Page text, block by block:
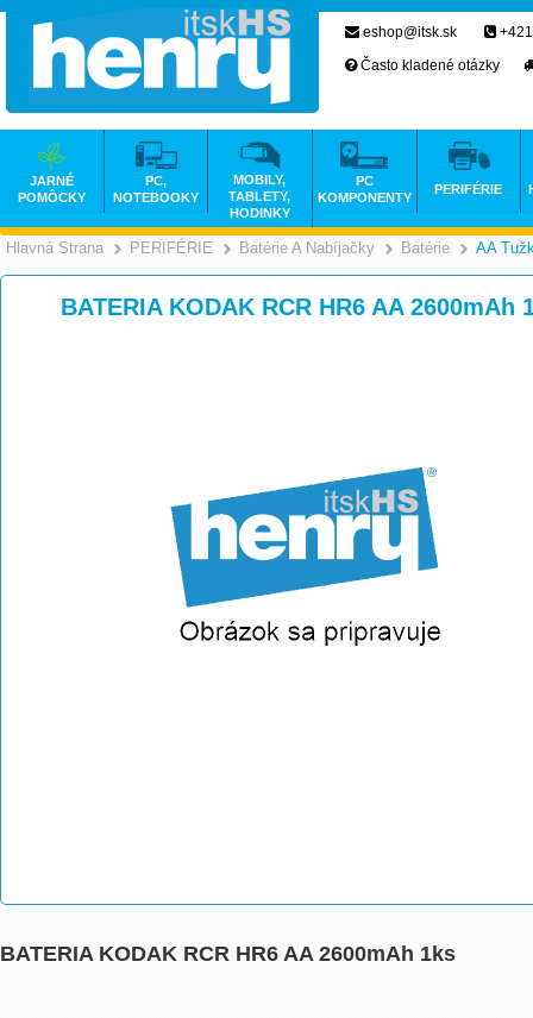
Hlavná Strana >
PERIFÉRIE >
Batérie A Nabíjačky >
Batérie AA
BATERIA KODAK RCR HR6 AA 2600mAh
BATERIA KODAK RCR HR6 AA 2600mAh 1ks
eshop@itsk.sk
Často kladené otázky
JARNÉ
POMÔCKY
PC,
NOTEBOOKY
MOBILY,
TABLETY,
HODINKY
PC
KOMPONENTY
PERIFÉRIE